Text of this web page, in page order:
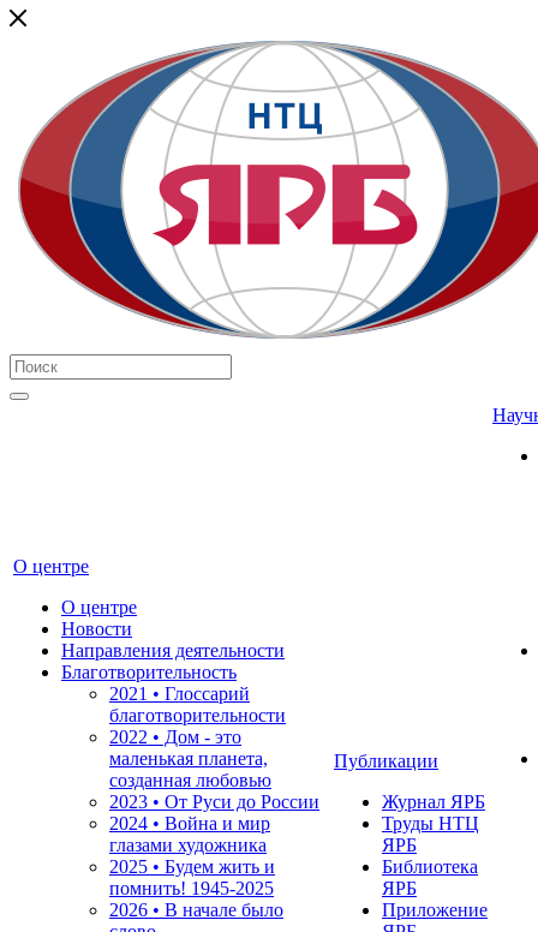
О центре
О центре
Новости
Направления деятельности
Благотворительность
2021 • Глоссарий
благотворительности
2022 • Дом - это
маленькая планета,
созданная любовью
2023 • От Руси до России
2024 • Война и мир
глазами художника
2025 • Будем жить и
помнить! 1945-2025
2026 • В начале было
Публикации
Журнал ЯРБ
Труды НТЦ
ЯРБ
Библиотека
ЯРБ
Приложение